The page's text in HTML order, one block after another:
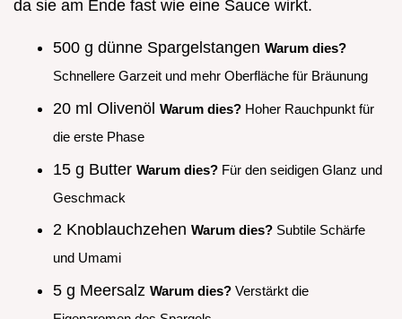
da sie am Ende fast wie eine Sauce wirkt.
500 g dünne Spargelstangen Warum dies?
Schnellere Garzeit und mehr Oberfläche für Bräunung
20 ml Olivenöl Warum dies? Hoher Rauchpunkt für
die erste Phase
15 g Butter Warum dies? Für den seidigen Glanz und
Geschmack
2 Knoblauchzehen Warum dies? Subtile Schärfe
und Umami
5 g Meersalz Warum dies? Verstärkt die